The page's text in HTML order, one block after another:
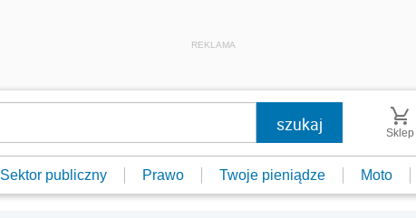
REKLAMA
Sklep
Sektor publiczny Prawo Twoje pieniądze Moto